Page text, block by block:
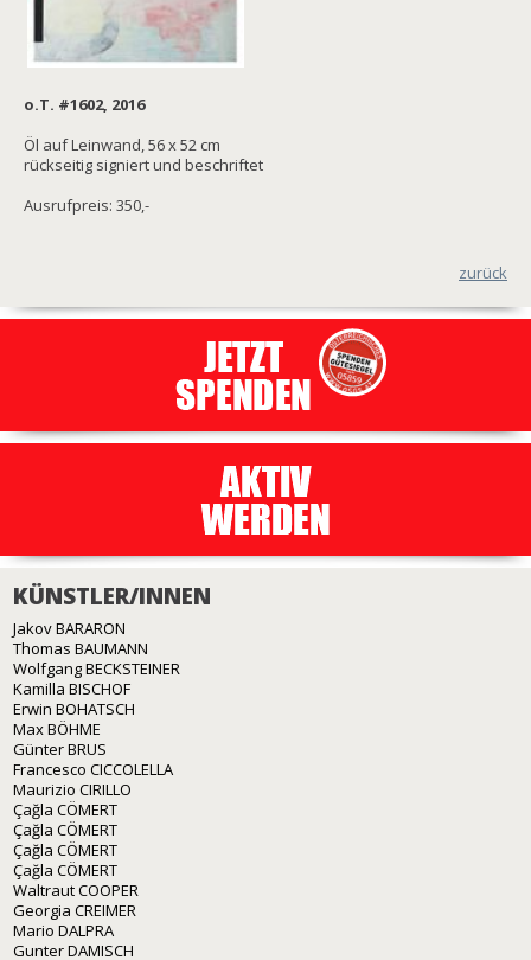
o.T. #1602, 2016
Öl auf Leinwand, 56 x 52 cm
rückseitig signiert und beschriftet
Ausrufpreis: 350,-
zurück
KÜNSTLER/INNEN
Jakov BARARON
Thomas BAUMANN
Wolfgang BECKSTEINER
Kamilla BISCHOF
Erwin BOHATSCH
Max BÖHME
Günter BRUS
Francesco CICCOLELLA
Maurizio CIRILLO
Çağla CÖMERT
Çağla CÖMERT
Çağla CÖMERT
Çağla CÖMERT
Waltraut COOPER
Georgia CREIMER
Mario DALPRA
Gunter DAMISCH